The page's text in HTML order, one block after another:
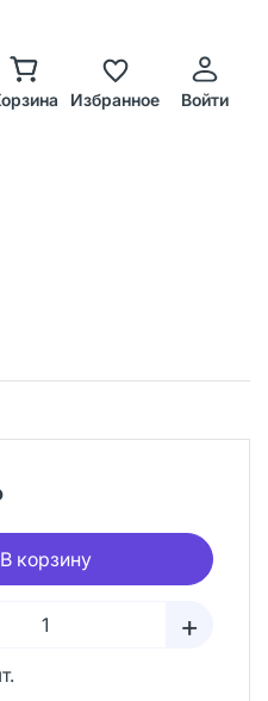
Избранное Войти
В корзину
+